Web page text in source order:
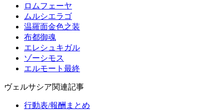
ロムフェーヤ
ムルシエラゴ
温羅面金色之装
布都御魂
エレシュキガル
ゾーシモス
エルモート最終
ヴェルサシア関連記事
行動表/報酬まとめ